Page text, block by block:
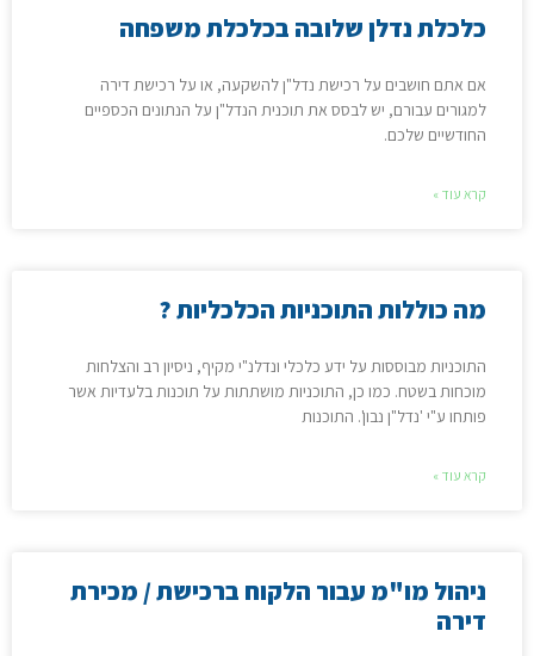
כלכלת נדלן שלובה בכלכלת משפחה
אם אתם חושבים על רכישת נדל"ן להשקעה, או על רכישת דירה
למגורים עבורם, יש לבסס את תוכנית הנדל"ן על הנתונים הכספיים
החודשיים שלכם.
קרא עוד »
מה כוללות התוכניות הכלכליות ?
התוכניות מבוססות על ידע כלכלי ונדלנ"י מקיף, ניסיון רב והצלחות
מוכחות בשטח. כמו כן, התוכניות מושתתות על תוכנות בלעדיות אשר
פותחו ע"י 'נדל"ן נבון'. התוכנות
קרא עוד »
ניהול מו"מ עבור הלקוח ברכישת / מכירת
דירה